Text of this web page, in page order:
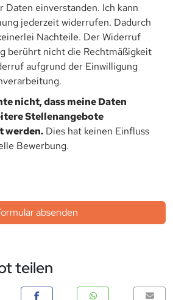
Daten einverstanden. Ich kann
jederzeit widerrufen. Dadurch
Nachteile. Der Widerruf
berührt nicht die Rechtmäßigkeit
aufgrund der Einwilligung
nicht, dass meine Daten
Stellenangebote
werden. Dies hat keinen Einfluss
Bewerbung.
absenden
teilen